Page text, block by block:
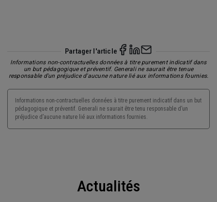
Partager l'article
Informations non-contractuelles données à titre purement indicatif dans
un but pédagogique et préventif. Generali ne saurait être tenue
responsable d'un préjudice d'aucune nature lié aux informations fournies.
Informations non-contractuelles données à titre purement indicatif dans un but
pédagogique et préventif. Generali ne saurait être tenu responsable d’un
préjudice d’aucune nature lié aux informations fournies.
Actualités